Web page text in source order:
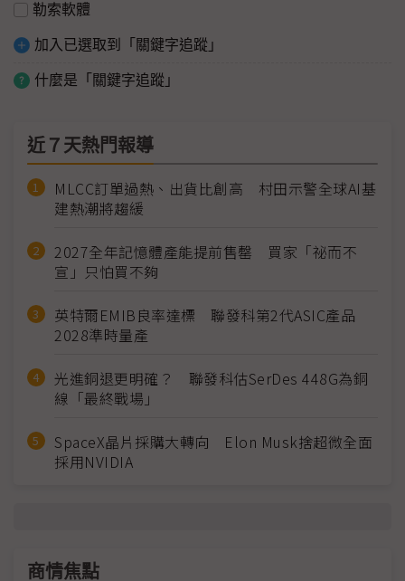
勒索軟體
加入已選取到「關鍵字追蹤」
什麼是「關鍵字追蹤」
近７天熱門報導
MLCC訂單過熱、出貨比創高 村田示警全球AI基
建熱潮將趨緩
2027全年記憶體產能提前售罄 買家「祕而不
宣」只怕買不夠
英特爾EMIB良率達標 聯發科第2代ASIC產品
2028準時量產
光進銅退更明確？ 聯發科估SerDes 448G為銅
線「最終戰場」
SpaceX晶片採購大轉向 Elon Musk捨超微全面
採用NVIDIA
商情焦點